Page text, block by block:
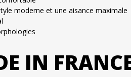
moderne et une aisance maximale
IN